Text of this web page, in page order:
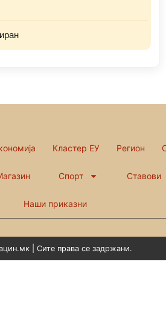
Кластер ЕУ Регион
Спорт Ставови
Наши приказни
| Сите права се задржани.